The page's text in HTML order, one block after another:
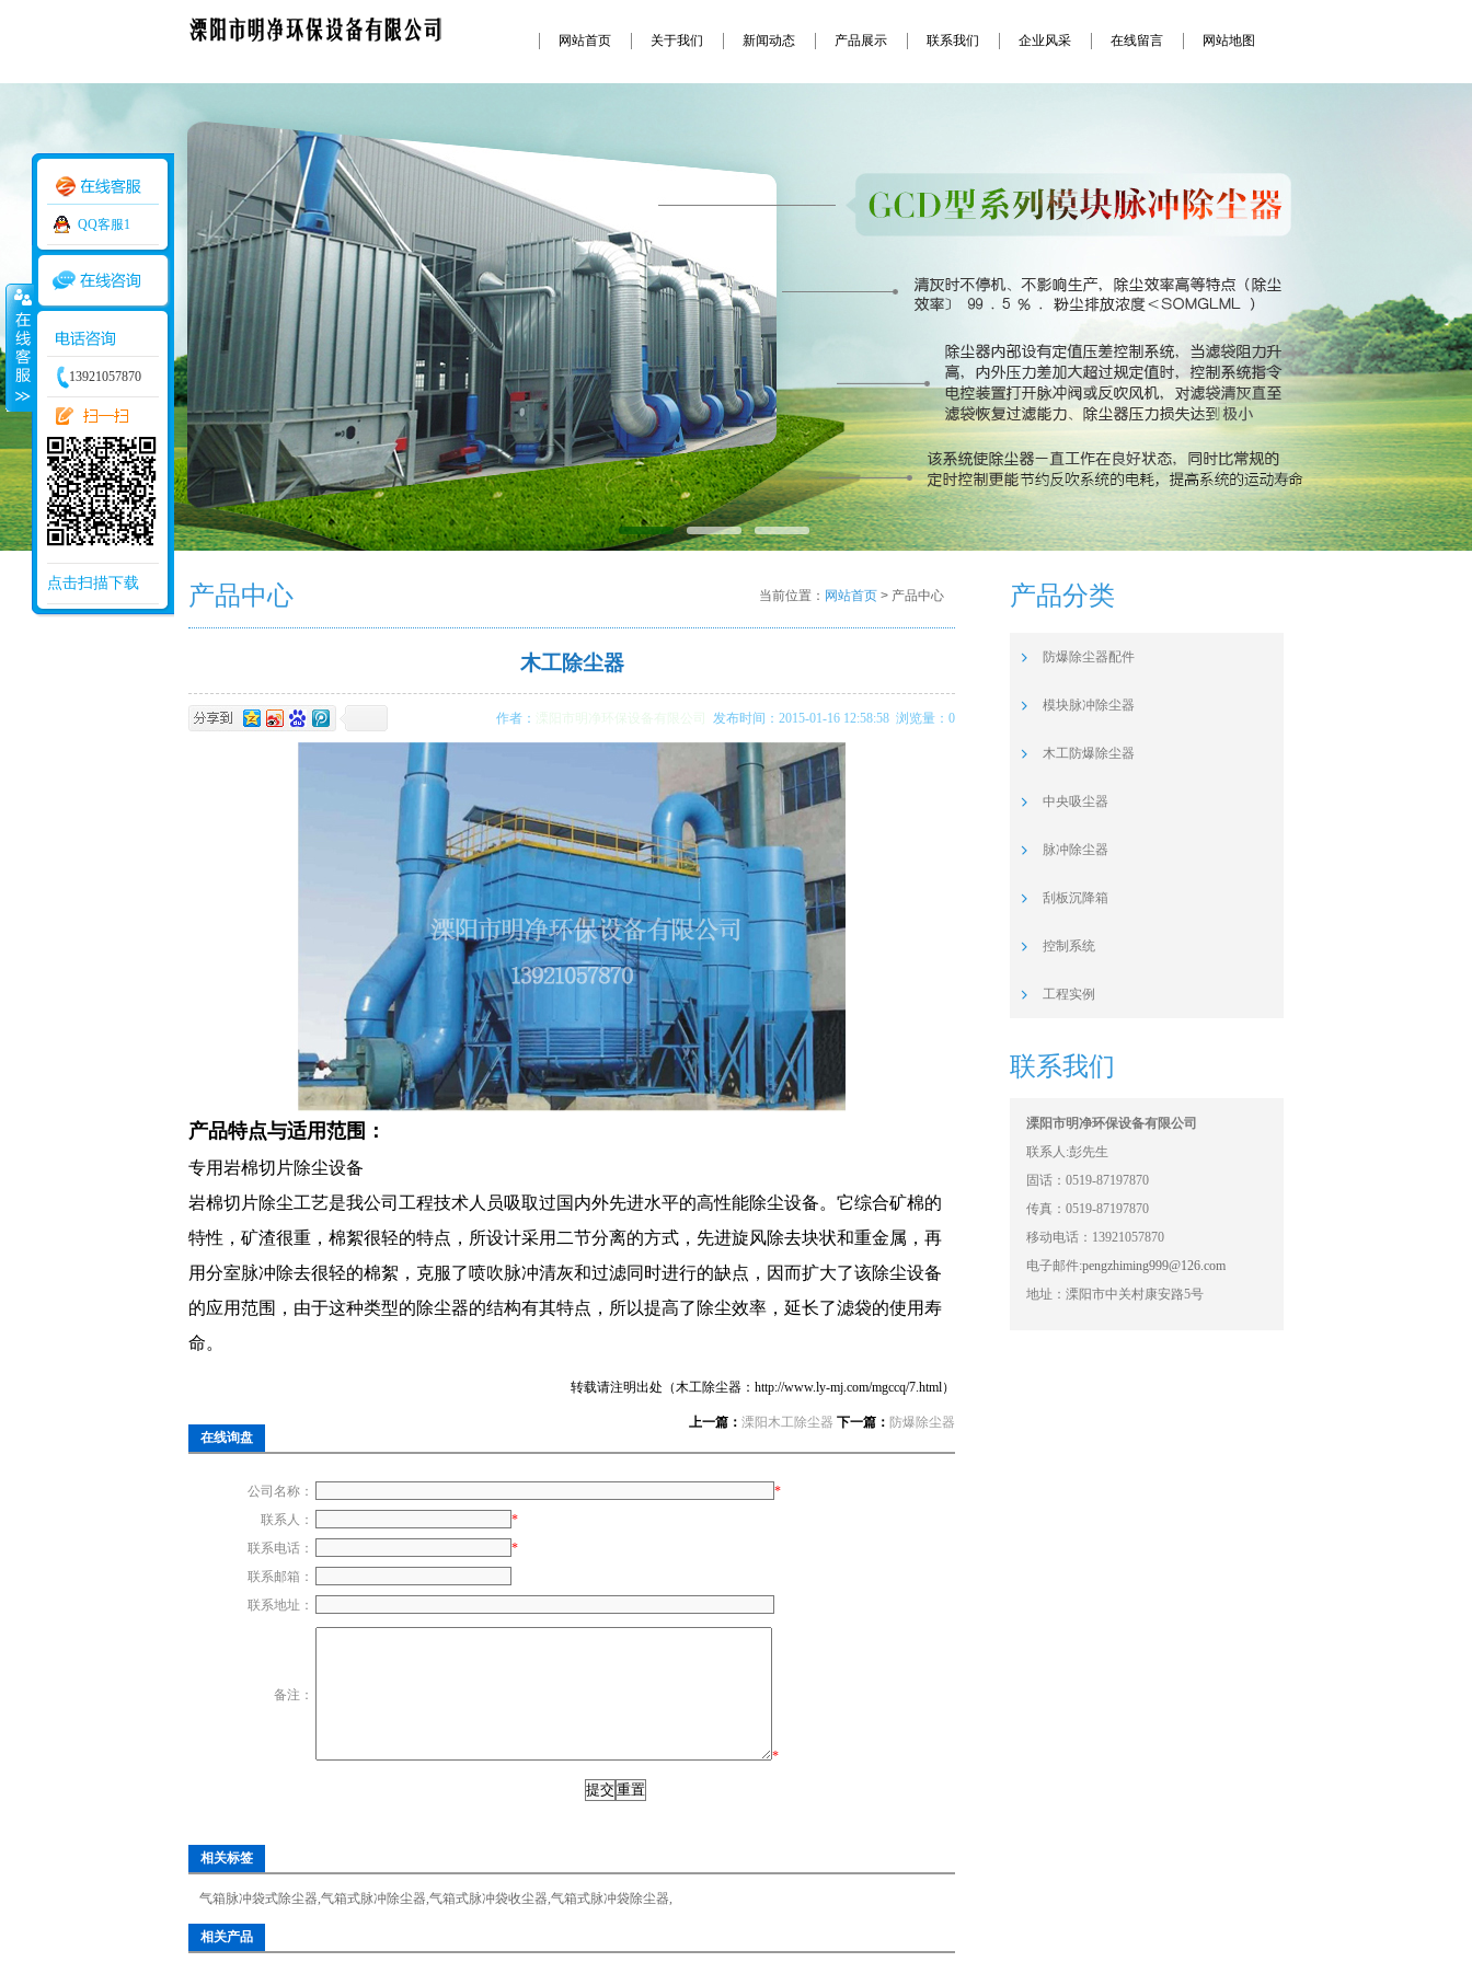
网站首页 关于我们 新闻动态 产品展示 联系我们 企业风采 在线留言 网站地图
产品中心 当前位置： 网站首页 > 产品中心
木工除尘器
作者： 溧阳市明净环保设备有限公司 发布时间：2015-01-16 12:58:58 浏览量：0
产品特点与适用范围：
专用岩棉切片除尘设备
岩棉切片除尘工艺是我公司工程技术人员吸取过国内外先进水平的高性能除尘设备。它综合矿棉的
特性，矿渣很重，棉絮很轻的特点，所设计采用二节分离的方式，先进旋风除去块状和重金属，再
用分室脉冲除去很轻的棉絮，克服了喷吹脉冲清灰和过滤同时进行的缺点，因而扩大了该除尘设备
的应用范围，由于这种类型的除尘器的结构有其特点，所以提高了除尘效率，延长了滤袋的使用寿
命。
转载请注明出处（木工除尘器：http://www.ly-mj.com/mgccq/7.html）
上一篇： 溧阳木工除尘器 下一篇： 防爆除尘器
在线询盘
公司名称：
*
联系人：
*
联系电话：
*
联系邮箱：
联系地址：
备注：
*
相关标签
气箱脉冲袋式除尘器,气箱式脉冲除尘器,气箱式脉冲袋收尘器,气箱式脉冲袋除尘器,
相关产品
产品分类
防爆除尘器配件
模块脉冲除尘器
木工防爆除尘器
中央吸尘器
脉冲除尘器
刮板沉降箱
控制系统
工程实例
联系我们
溧阳市明净环保设备有限公司
联系人:彭先生
固话：0519-87197870
传真：0519-87197870
移动电话：13921057870
电子邮件:pengzhiming999@126.com
地址：溧阳市中关村康安路5号
QQ客服1
13921057870
点击扫描下载